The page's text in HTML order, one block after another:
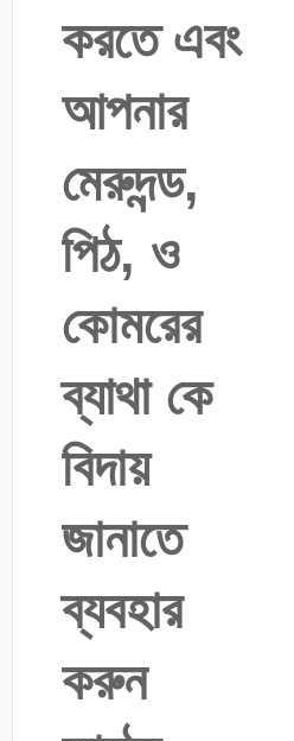
করতে এবং
আপনার
মেরুদন্ড,
পিঠ, ও
কোমরের
ব্যাথা কে
বিদায়
জানাতে
ব্যবহার
করুন